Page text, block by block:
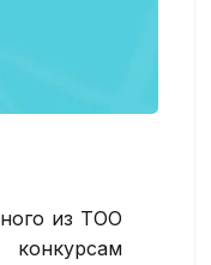
из ТОО